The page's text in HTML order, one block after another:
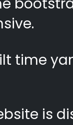
time
is